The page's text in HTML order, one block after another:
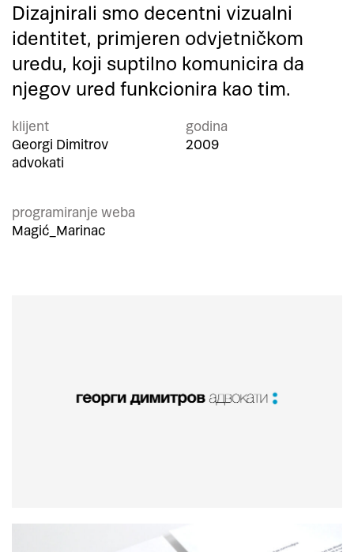
Dizajnirali smo decentni vizualni
identitet, primjeren odvjetničkom
uredu, koji suptilno komunicira da
njegov ured funkcionira kao tim.
klijent
Georgi Dimitrov
advokati
godina
2009
programiranje weba
Magić_Marinac